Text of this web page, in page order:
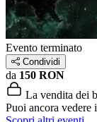
Evento terminato
Condividi
da 150 RON
La vendita dei
Puoi ancora